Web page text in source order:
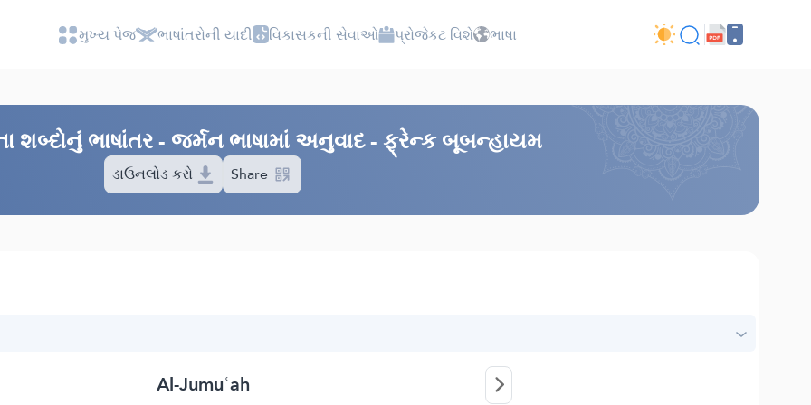
મુખ્ય પેજ ભાષાંતરોની યાદી વિકાસકની સેવાઓ પ્રોજેકટ વિશે ભાષા
ભાષાંતર - જર્મન ભાષામાં અનુવાદ - ફ્રેન્ક બૂબન્હાયમ
ડાઉનલોડ કરો Share
Al-Jumuʿah